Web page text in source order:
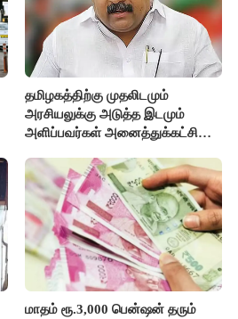
தமிழகத்திற்கு முதலிடமும்
அரசியலுக்கு அடுத்த இடமும்
அளிப்பவர்கள் அனைத்துக்கட்சி
- மாணிக்கம் தாகூர்..!!
மாதம் ரூ.3,000 பென்ஷன் தரும்